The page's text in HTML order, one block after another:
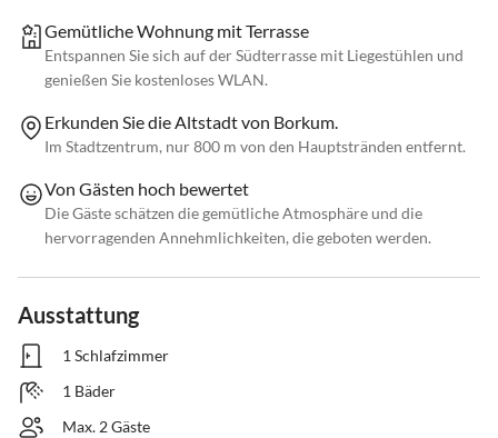
Gemütliche Wohnung mit Terrasse
Entspannen Sie sich auf der Südterrasse mit Liegestühlen und
genießen Sie kostenloses WLAN.
Erkunden Sie die Altstadt von Borkum.
Im Stadtzentrum, nur 800 m von den Hauptstränden entfernt.
Von Gästen hoch bewertet
Die Gäste schätzen die gemütliche Atmosphäre und die
hervorragenden Annehmlichkeiten, die geboten werden.
Ausstattung
1 Schlafzimmer
1 Bäder
Max. 2 Gäste